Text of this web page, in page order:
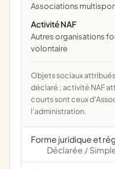
associations
Activité NAF
Autres organisations
volontaire
Objets sociaux attribués par l'administration d'après l'objet
déclaré ; activité NAF
courts sont ceux
l'administration.
Forme juridique et
Déclarée /